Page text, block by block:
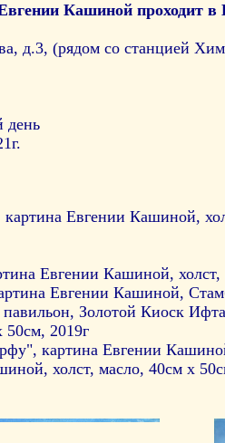
Кашиной проходит
д.3, (рядом со станцией
день
Евгении Кашиной,
Евгении Кашиной, холст,
Евгении Кашиной,
Золотой Киоск
50см, 2019г
картина Евгении
холст, масло, 40см х